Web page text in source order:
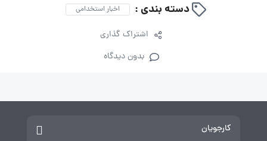
دسته بندی : اخبار استخدامی
اشتراک گذاری
بدون دیدگاه
کارجویان